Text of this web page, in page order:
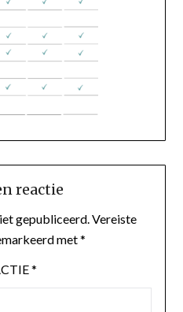
reactie
gepubliceerd. Vereiste
met*
*